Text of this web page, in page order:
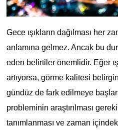
Gece ışıkların dağılması her
anlamına gelmez. Ancak bu
eden belirtiler önemlidir. Eğer
artıyorsa, görme kalitesi
gündüz de fark edilmeye
probleminin araştırılması
tanımlanması ve zaman